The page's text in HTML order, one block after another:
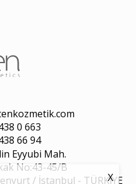
0 663
66 94
Eyyubi Mah.
No:43-45/B
/ İstanbul - TÜRKİYE
X